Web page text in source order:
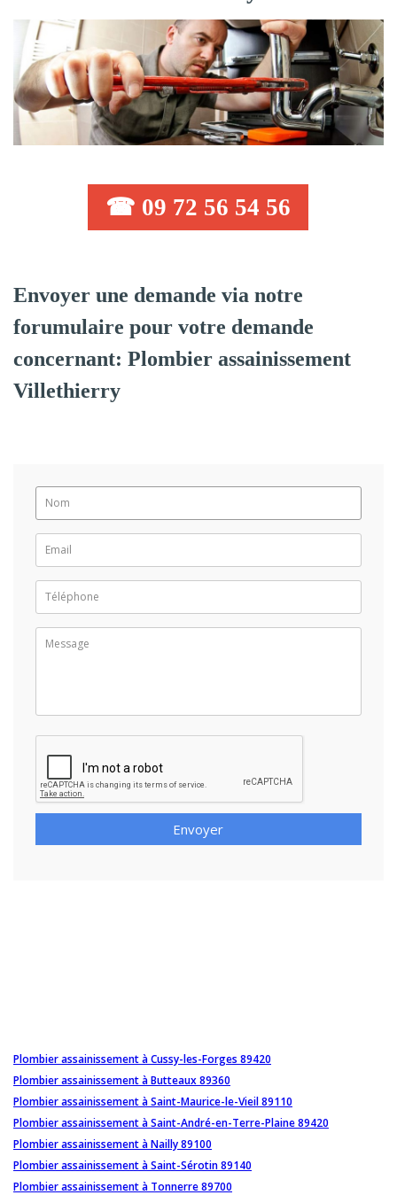
☎ 09 72 56 54 56
Envoyer une demande via notre
forumulaire pour votre demande
concernant: Plombier assainissement
Villethierry
Envoyer
Plombier assainissement à Cussy-les-Forges 89420
Plombier assainissement à Butteaux 89360
Plombier assainissement à Saint-Maurice-le-Vieil 89110
Plombier assainissement à Saint-André-en-Terre-Plaine 89420
Plombier assainissement à Nailly 89100
Plombier assainissement à Saint-Sérotin 89140
Plombier assainissement à Tonnerre 89700